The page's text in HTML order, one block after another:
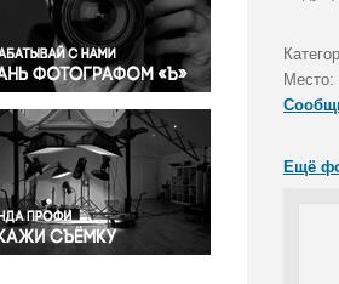
Правосудие
Происшествия и конфликты
Религия
Светская жизнь
Спорт
Экология
Экономика и бизнес
Место:
Ещё